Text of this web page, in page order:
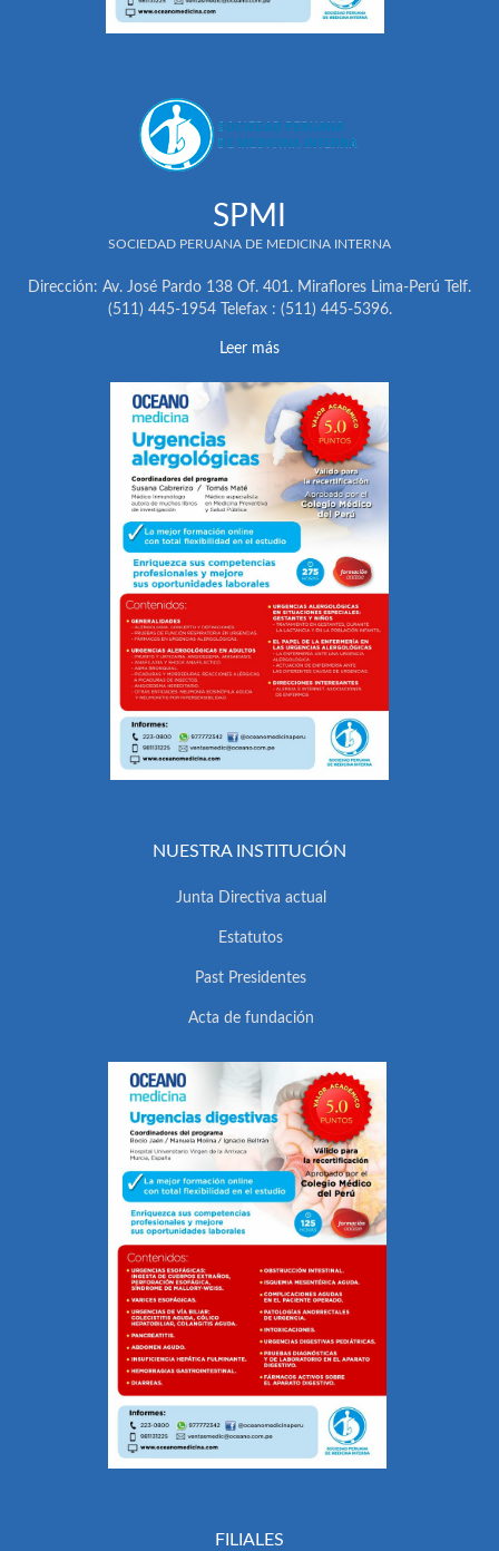
SPMI
SOCIEDAD PERUANA DE MEDICINA INTERNA
Dirección: Av. José Pardo 138 Of. 401. Miraflores Lima-Perú Telf.
(511) 445-1954 Telefax : (511) 445-5396.
Leer más
NUESTRA INSTITUCIÓN
Junta Directiva actual
Estatutos
Past Presidentes
Acta de fundación
FILIALES